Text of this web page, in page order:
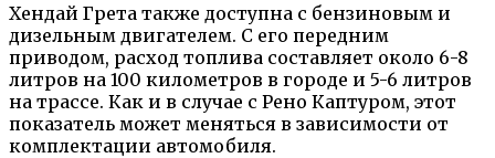
Хендай Грета также доступна с бензиновым и
дизельным двигателем. С его передним
приводом, расход топлива составляет около 6-8
литров на 100 километров в городе и 5-6 литров
на трассе. Как и в случае с Рено Каптуром, этот
показатель может меняться в зависимости от
комплектации автомобиля.